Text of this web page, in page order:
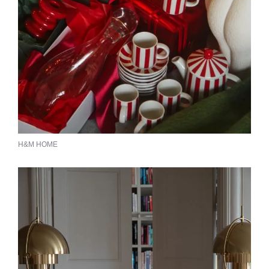
H&M HOME